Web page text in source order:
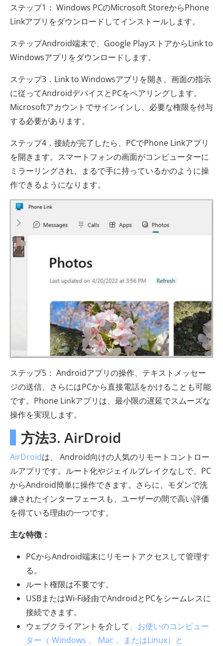
ステップ1： Windows PCのMicrosoft StoreからPhone
Linkアプリをダウンロードしてインストールします。
ステップAndroid端末で、Google PlayストアからLink to
Windowsアプリをダウンロードします。
ステップ3．Link to Windowsアプリを開き、画面の指示
に従ってAndroidデバイスとPCをペアリングします。
Microsoftアカウントでサインインし、必要な権限を付与
する必要があります。
ステップ4．接続が完了したら、PCでPhone Linkアプリ
を開きます。スマートフォンの画面がコンピューターに
ミラーリングされ、まるで手に持っているかのように操
作できるようになります。
ステップ5： Androidアプリの操作、テキストメッセー
ジの送信、さらにはPCから直接電話をかけることも可能
です。Phone Linkアプリは、最小限の遅延でスムーズな
操作を実現します。
方法3. AirDroid
AirDroidは、 Android向けの人気のリモートコントロー
ルアプリです。ルート化やジェイルブレイクなしで、PC
からAndroid簡単に操作できます。さらに、モダンで洗
練されたインターフェースも、ユーザーの間で高い評価
を得ている理由の一つです。
主な特徴：
PCからAndroid端末にリモートアクセスして管理す
る。
ルート権限は不要です。
USBまたはWi-Fi経由でAndroidとPCをシームレスに
接続できます。
ウェブクライアントを介して、お使いのコンピュー
ター（ Windows 、 Mac 、またはLinux）と